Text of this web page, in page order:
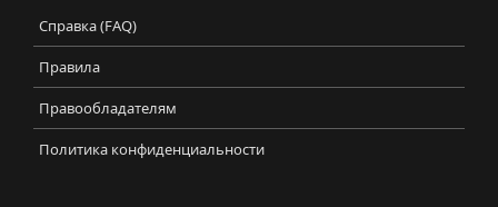
Справка (FAQ)
Правила
Правообладателям
Политика конфиденциальности